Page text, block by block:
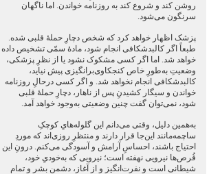
روشن کند و شروع کند به روزنامه خواندن. اما ناگهان
سرنگون می‌شود.
پزشک اظهار خواهد کرد که شخص دچارِ حملۀ قلبی شده.
طبعاً اگر کالبدشکافی انجام شود، مادۀ سمّی تشخیص داده
خواهد شد. اما اگر کسی مشکوک نشود یا از نظرِ پزشکی،
وضعیتِ به‌طورِ خاص کنجکاوی‌برانگیزی پیش نیاید،
کالبدشکافی انجام نخواهد شد. و اگر کسی درحالِ روزنامه
خواندن و سیگار کشیدنِ پس از ناهار، دچارِ حملۀ قلبی
شود، نمی‌توان گفت چنین وضعیتی به‌وجود خواهد آمد.
به‌همین دلیل، وقتی می‌دانم این گلوله‌هایِ کوچکِ
ساچمه‌مانند این‌جا قرار دارند و منتظرِ روزی‌اند که موردِ
احتیاج باشند، احساسِ آرامش و آسودگی می‌کنم. درونِ این
قُرص‌ها نیرویی نهفته است؛ نیرویی که به‌خودیِ خود،
شیطانی است و نفرت‌انگیز و از آغاز، دشمنِ بشر و تمامِ